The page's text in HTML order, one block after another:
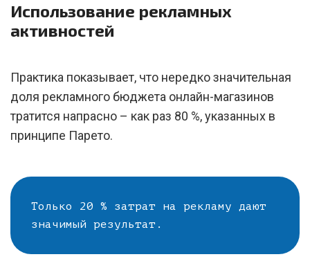
Использование рекламных
активностей
Практика показывает, что нередко значительная
доля рекламного бюджета онлайн-магазинов
тратится напрасно – как раз 80 %, указанных в
принципе Парето.
Только 20 % затрат на рекламу дают
значимый результат.